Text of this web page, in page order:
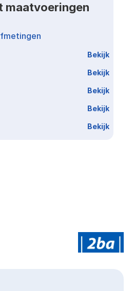
maatvoeringen
Bekijk
Bekijk
Bekijk
Bekijk
Bekijk